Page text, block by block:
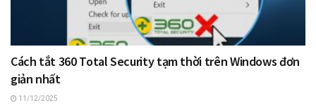
Cách tắt 360 Total Security tạm thời trên Windows đơn
giản nhất
11/12/2025